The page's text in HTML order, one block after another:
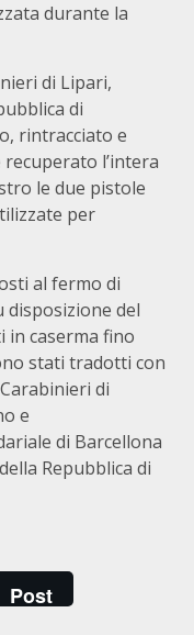
durante la
di Lipari,
di
rintracciato e
l’intera
le due pistole
per
al fermo di
disposizione del
caserma fino
stati tradotti con
di
e
di Barcellona
Repubblica di
Post